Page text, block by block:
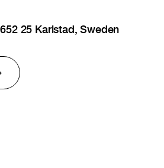
25 Karlstad, Sweden